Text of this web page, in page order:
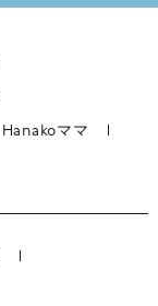
Hanakoママ